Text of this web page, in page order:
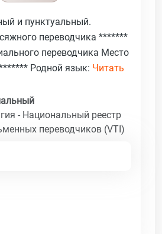
и пунктуальный.
переводчика *******
переводчика Место
Родной язык: Читать
- Национальный реестр
переводчиков (VTI)